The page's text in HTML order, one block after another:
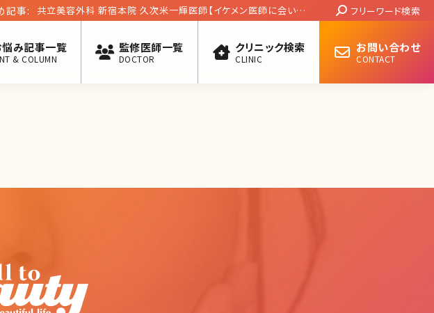
記事:
共立美容外科 新宿本院 久次米一輝医師【イケメン医師に会いた
Search:
フリーワード検索
悩み記事一覧
& COLUMN
監修医師一覧
DOCTOR
クリニック検索
CLINIC
お問い合わせ
CONTACT